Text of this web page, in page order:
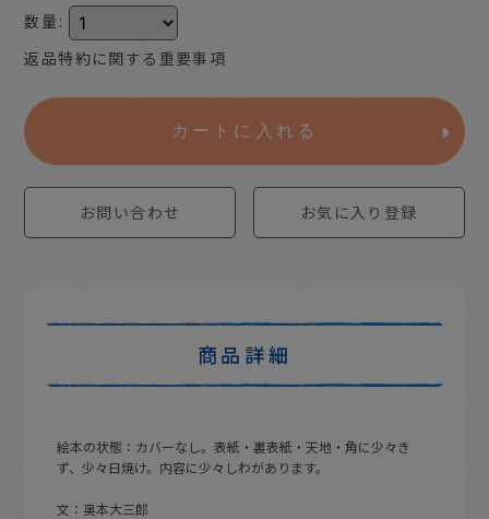
数量 :
返品特約に関する重要事項
カートに入れる
お問い合わせ お気に入り登録
商品詳細
絵本の状態：カバーなし。表紙・裏表紙・天地・角に少々き
ず、少々日焼け。内容に少々しわがあります。
文：奥本大三郎